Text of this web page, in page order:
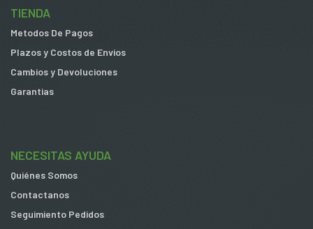
TIENDA
Metodos De Pagos
Plazos y Costos de Envios
Cambios y Devoluciones
Garantias
NECESITAS AYUDA
Quiénes Somos
Contactanos
Seguimiento Pedidos